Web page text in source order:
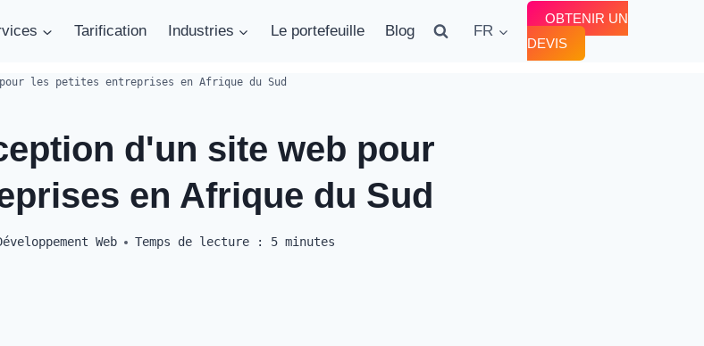
Tarification Industries Le portefeuille Blog FR
OBTENIR UN
DEVIS
les petites entreprises en Afrique du Sud
d'un site web pour
en Afrique du Sud
Web Temps de lecture : 5minutes